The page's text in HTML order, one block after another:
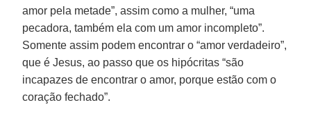
amor pela metade”, assim como a mulher, “uma
pecadora, também ela com um amor incompleto”.
Somente assim podem encontrar o “amor verdadeiro”,
que é Jesus, ao passo que os hipócritas “são
incapazes de encontrar o amor, porque estão com o
coração fechado”.